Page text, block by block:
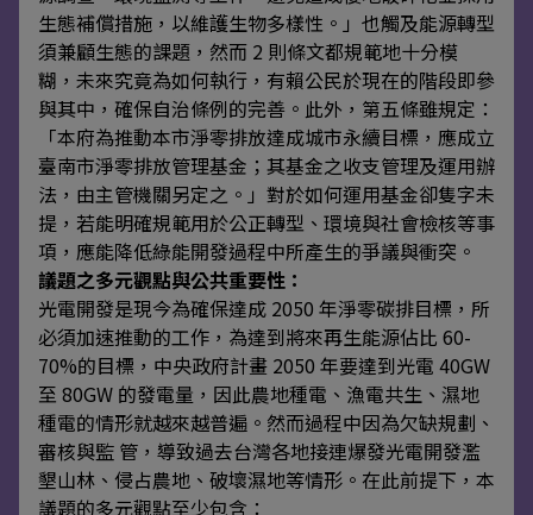
生態補償措施，以維護生物多樣性。」也觸及能源轉型
須兼顧生態的課題，然而 2 則條文都規範地十分模
糊，未來究竟為如何執行，有賴公民於現在的階段即參
與其中，確保自治條例的完善。此外，第五條雖規定：
「本府為推動本市淨零排放達成城市永續目標，應成立
臺南市淨零排放管理基金；其基金之收支管理及運用辦
法，由主管機關另定之。」對於如何運用基金卻隻字未
提，若能明確規範用於公正轉型、環境與社會檢核等事
項，應能降低綠能開發過程中所產生的爭議與衝突。
議題之多元觀點與公共重要性：
光電開發是現今為確保達成 2050 年淨零碳排目標，所
必須加速推動的工作，為達到將來再生能源佔比 60-
70%的目標，中央政府計畫 2050 年要達到光電 40GW
至 80GW 的發電量，因此農地種電、漁電共生、濕地
種電的情形就越來越普遍。然而過程中因為欠缺規劃、
審核與監 管，導致過去台灣各地接連爆發光電開發濫
墾山林、侵占農地、破壞濕地等情形。在此前提下，本
議題的多元觀點至少包含：